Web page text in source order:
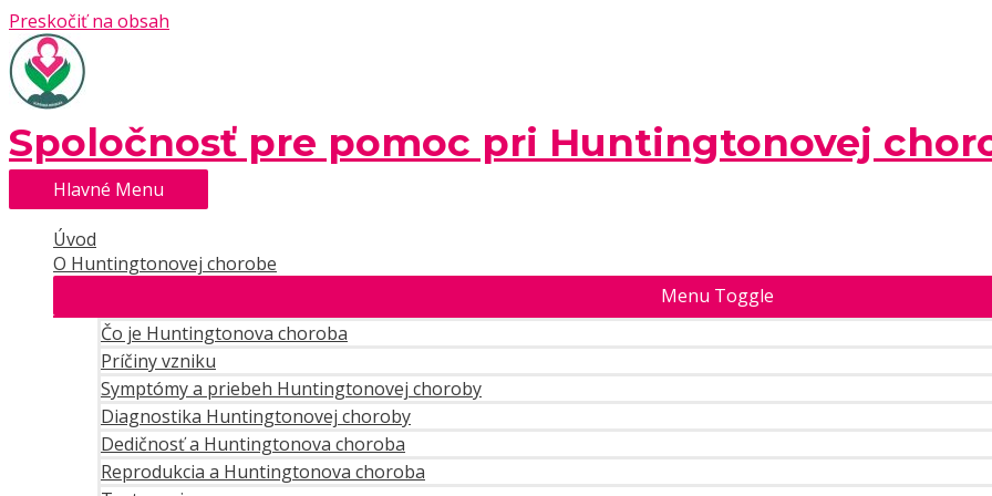
Preskočiť na obsah
Spoločnosť pre pomoc pri Huntingtonovej
Hlavné Menu
Úvod
O Huntingtonovej chorobe
Menu Toggle
Čo je Huntingtonova choroba
Príčiny vzniku
Symptómy a priebeh Huntingtonovej choroby
Diagnostika Huntingtonovej choroby
Dedičnosť a Huntingtonova choroba
Reprodukcia a Huntingtonova choroba